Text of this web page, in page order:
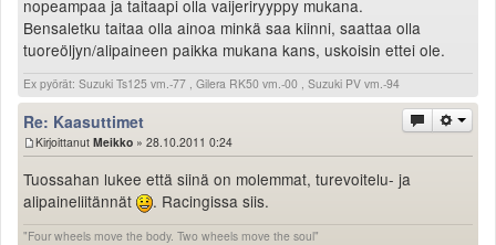
nopeampaa ja taitaapi olla vaijeriryyppy mukana.
Bensaletku taitaa olla ainoa minkä saa kiinni, saattaa olla
tuoreöljyn/alipaineen paikka mukana kans, uskoisin ettei ole.
Ex pyörät: Suzuki Ts125 vm.-77 , Gilera RK50 vm.-00 , Suzuki PV vm.-94
Re: Kaasuttimet
Kirjoittanut Meikko » 28.10.2011 0:24
Tuossahan lukee että siinä on molemmat, turevoitelu- ja
alipaineliitännät
. Racingissa siis.
"Four wheels move the body. Two wheels move the soul"